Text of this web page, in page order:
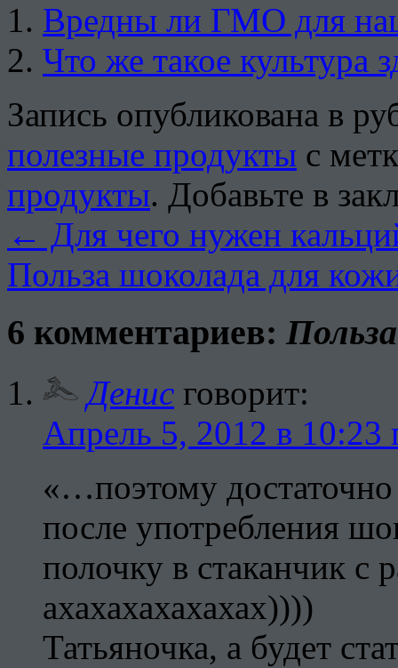
Вредны ли ГМО для
Что же такое культура
Запись опубликована в
полезные продукты с
продукты. Добавьте в
← Для чего нужен
Польза шоколада для
6 комментариев:
Денис говорит:
Апрель 5, 2012 в 10:23
«…поэтому
после употребления
полочку в стаканчик
ахахахахахахах))))
Татьяночка, а будет